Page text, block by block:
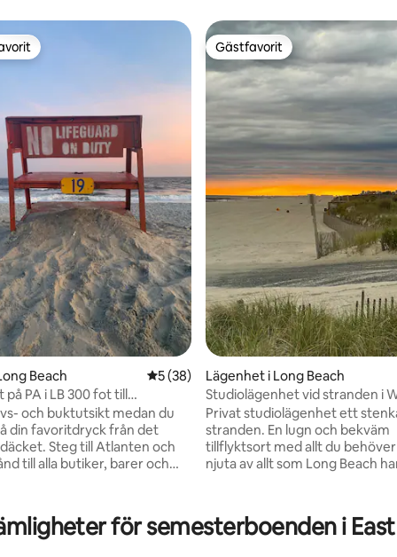
betyg, 58 omdömen
Beach 5 av 5 i genomsnittligt betyg, 38
5 (38)
på PA i LB 300 fot till
och buktutsikt medan du
din favoritdryck från det
Steg till Atlanten och
till alla butiker, barer och
är för den
av huset, som ses på bilderna.
Gästfavorit
Gästfavorit
Lägenhet i Long Beach
Studiolägenhet vid stranden i
Privat studiolägenhet ett
stranden. En lugn och bekväm
tillflyktsort med allt du
njuta av allt som Long Beach
handfat, kylskåp,
brödrost. Det finns ingen spis. Notera
för semesterboenden i